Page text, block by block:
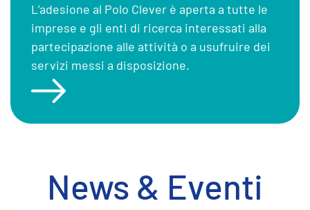
L’adesione al Polo Clever è aperta a tutte le
imprese e gli enti di ricerca interessati alla
partecipazione alle attività o a usufruire dei
servizi messi a disposizione.
News & Eventi